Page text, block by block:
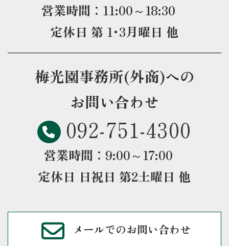
営業時間：11:00～18:30
定休日 第 1･3月曜日 他
梅光園事務所(外商)への
お問い合わせ
092-751-4300
営業時間：9:00～17:00
定休日 日祝日 第2土曜日 他
メールでのお問い合わせ